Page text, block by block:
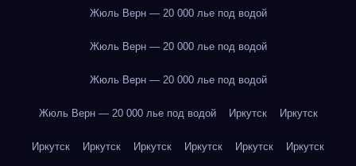
Жюль Верн — 20 000 лье под водой
Жюль Верн — 20 000 лье под водой
Жюль Верн — 20 000 лье под водой
Жюль Верн — 20 000 лье под водой Иркутск Иркутск
Иркутск Иркутск Иркутск Иркутск Иркутск Иркутск